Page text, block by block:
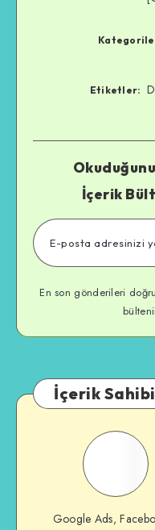
Etiketler:
İçerik
En son gönderileri
İçerik Sahibi
Özkan
Google Ads,